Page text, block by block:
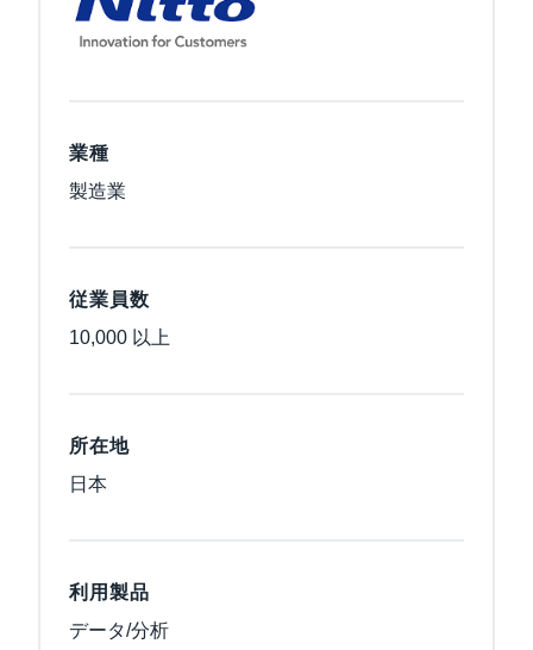
業種
製造業
従業員数
10,000 以上
所在地
日本
利用製品
データ/分析